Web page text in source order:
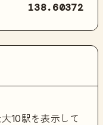
138.60372
10駅を表示して